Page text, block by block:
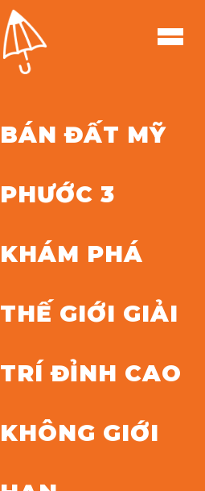
BÁN ĐẤT MỸ
PHƯỚC 3
KHÁM PHÁ
THẾ GIỚI GIẢI
TRÍ ĐỈNH CAO
KHÔNG GIỚI